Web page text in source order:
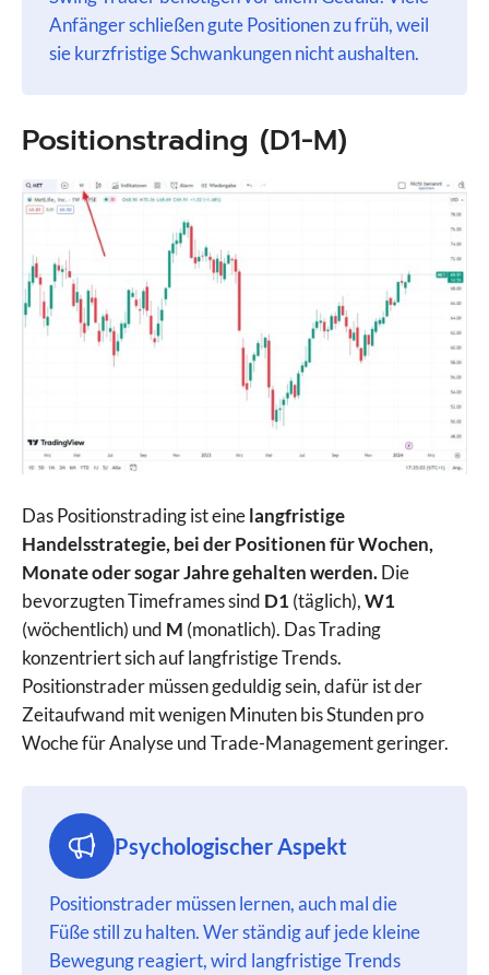
Anfänger schließen gute Positionen zu früh, weil
sie kurzfristige Schwankungen nicht aushalten.
Positionstrading (D1-M)
Das Positionstrading ist einelangfristige
Handelsstrategie, bei der Positionen für Wochen,
Monate oder sogar Jahre gehalten werden.Die
bevorzugten Timeframes sind D1 (täglich),W1
(wöchentlich) und M (monatlich). Das Trading
konzentriert sich auf langfristige Trends.
Positionstrader müssen geduldig sein, dafür ist der
Zeitaufwand mit wenigen Minuten bis Stunden pro
Woche für Analyse und Trade-Management geringer.
Psychologischer Aspekt
Positionstrader müssen lernen, auch mal die
Füße still zu halten. Wer ständig auf jede kleine
Bewegung reagiert, wird langfristige Trends